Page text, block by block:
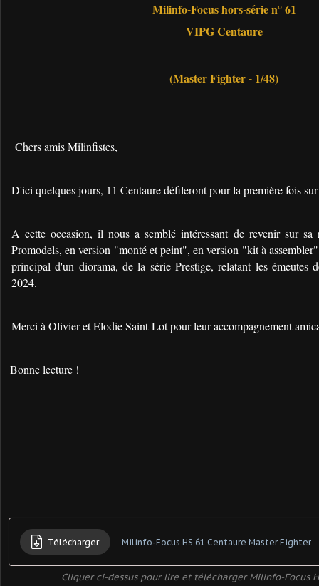
Milinfo-Focus hors-série n° 61
VIPG Centaure
(Master Fighter - 1/48)
Chers amis Milinfistes,
D'ici quelques jours, 11 Centaure défileront pour la première fois
A cette occasion, il nous a semblé intéressant de revenir sur
Promodels, en version "monté et peint", en version "kit à
principal d'un diorama, de la série Prestige, relatant les émeutes
2024.
Merci à Olivier et Elodie Saint-Lot pour leur accompagnement
Bonne lecture !
Télécharger Milinfo-Focus HS 61 Centaure Master Fighter
Cliquer ci-dessus pour lire et télécharger Milinfo-Focus